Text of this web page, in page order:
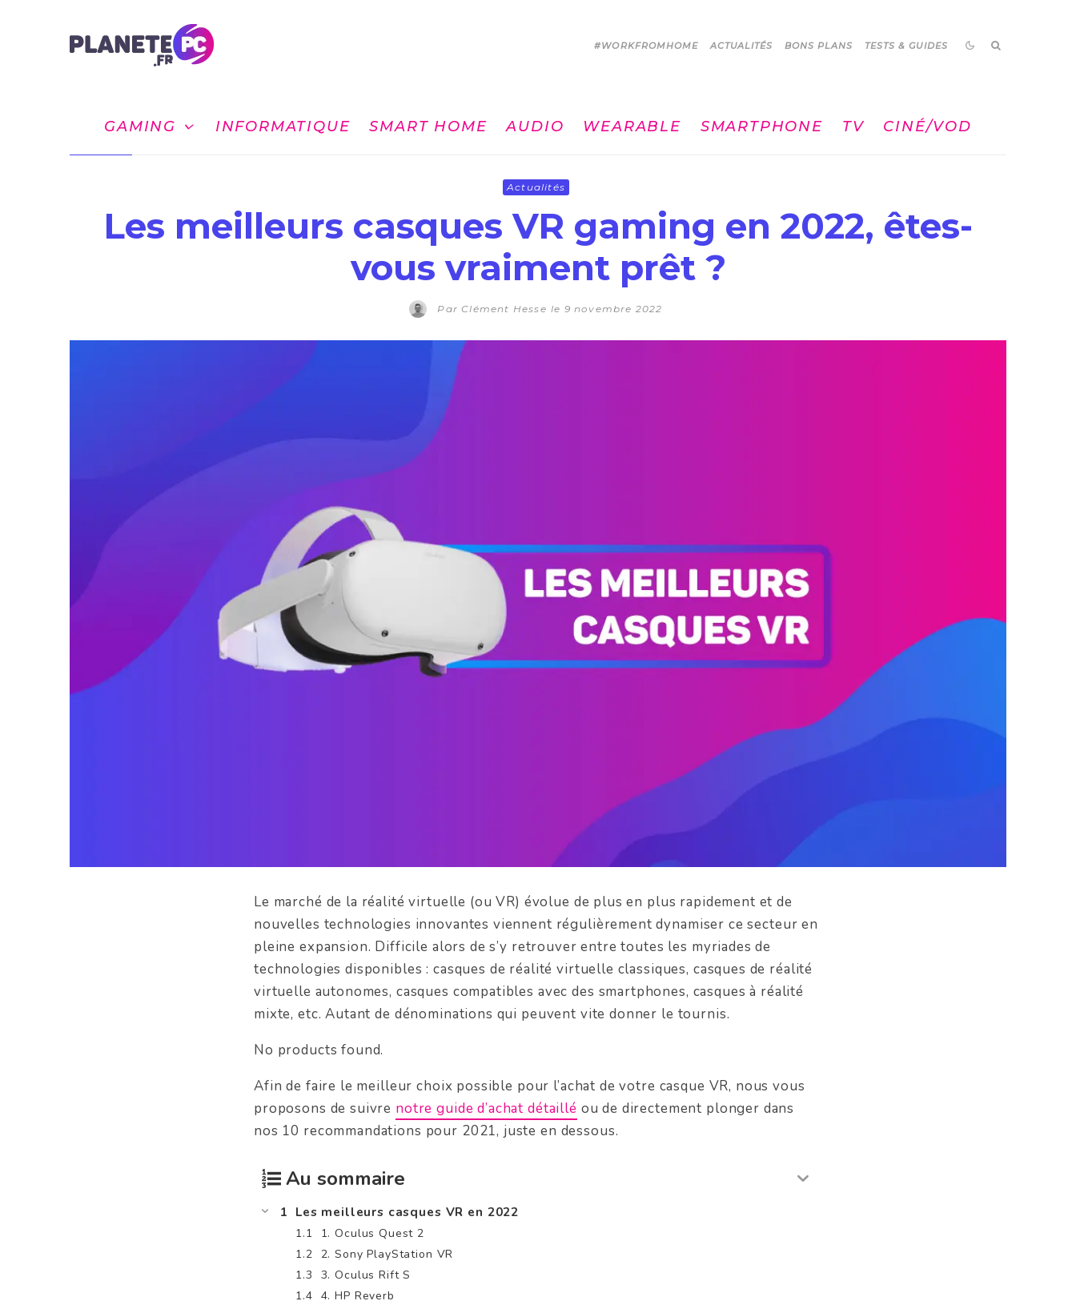
#WORKFROMHOME ACTUALITÉS BONS PLANS TESTS & GUIDES
GAMING INFORMATIQUE SMART HOME AUDIO WEARABLE SMARTPHONE TV CINÉ/VOD
Actualités
Les meilleurs casques VR gaming en 2022, êtes-
vous vraiment prêt ?
ParClément Hesse le 9 novembre 2022
Le marché de la réalité virtuelle (ou VR) évolue de plus en plus rapidement et de
nouvelles technologies innovantes viennent régulièrement dynamiser ce secteur en
pleine expansion. Difficile alors de s’y retrouver entre toutes les myriades de
technologies disponibles : casques de réalité virtuelle classiques, casques de réalité
virtuelle autonomes, casques compatibles avec des smartphones, casques à réalité
mixte, etc. Autant de dénominations qui peuvent vite donner le tournis.
No products found.
Afin de faire le meilleur choix possible pour l’achat de votre casque VR, nous vous
proposons de suivre notre guide d’achat détaillé ou de directement plonger dans
nos 10 recommandations pour 2021, juste en dessous.
Au sommaire
Les meilleurs casques VR en 2022
1. Oculus Quest 2
2. Sony PlayStation VR
3. Oculus Rift S
4. HP Reverb